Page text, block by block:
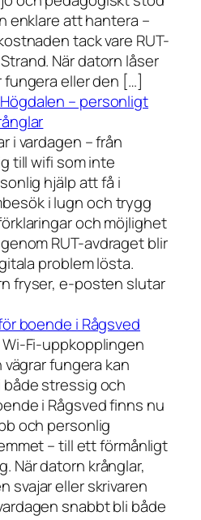
enklare att hantera –
tack vare RUT-
När datorn låser
eller den […]
– personligt
i vardagen – från
till wifi som inte
hjälp att få i
i lugn och trygg
och möjlighet
RUT-avdraget blir
problem lösta.
fryser, e-posten slutar
boende i Rågsved
Fi-uppkopplingen
vägrar fungera kan
stressig och
i Rågsved finns nu
och personlig
– till ett förmånligt
När datorn krånglar,
svajar eller skrivaren
snabbt bli både